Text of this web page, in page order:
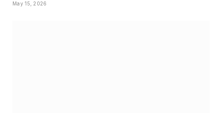
May 15, 2026